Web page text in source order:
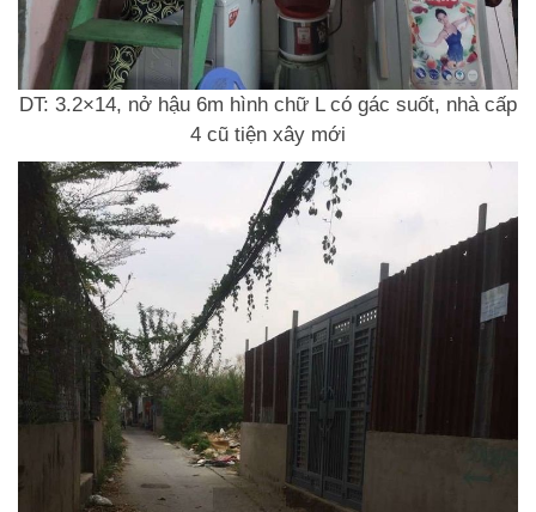
DT: 3.2×14, nở hậu 6m hình chữ L có gác suốt, nhà cấp
4 cũ tiện xây mới